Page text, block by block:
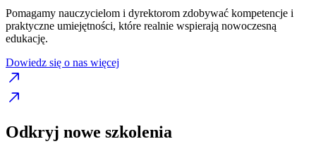
Pomagamy nauczycielom i dyrektorom zdobywać kompetencje i
praktyczne umiejętności, które realnie wspierają nowoczesną
edukację.
Dowiedz się o nas więcej
Odkryj nowe szkolenia